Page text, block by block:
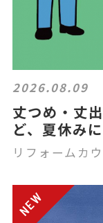
2026.08.09
丈つめ・丈
ど、夏休み
リフォームカ